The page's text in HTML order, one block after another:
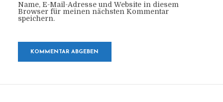
Name, E-Mail-Adresse und Website in diesem
Browser für meinen nächsten Kommentar
speichern.